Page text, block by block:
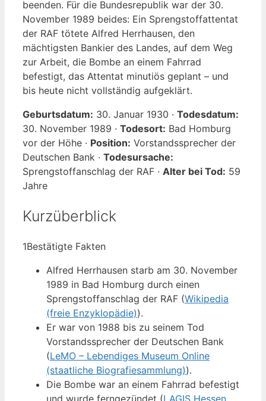
beenden. Für die Bundesrepublik war der 30.
November 1989 beides: Ein Sprengstoffattentat
der RAF tötete Alfred Herrhausen, den
mächtigsten Bankier des Landes, auf dem Weg
zur Arbeit, die Bombe an einem Fahrrad
befestigt, das Attentat minutiös geplant – und
bis heute nicht vollständig aufgeklärt.
Geburtsdatum: 30. Januar 1930 · Todesdatum:
30. November 1989 · Todesort: Bad Homburg
vor der Höhe · Position: Vorstandssprecher der
Deutschen Bank · Todesursache:
Sprengstoffanschlag der RAF · Alter bei Tod: 59
Jahre
Kurzüberblick
1Bestätigte Fakten
Alfred Herrhausen starb am 30. November
1989 in Bad Homburg durch einen
Sprengstoffanschlag der RAF (Wikipedia
(freie Enzyklopädie)).
Er war von 1988 bis zu seinem Tod
Vorstandssprecher der Deutschen Bank
(LeMO – Lebendiges Museum Online
(staatliche Biografiesammlung)).
Die Bombe war an einem Fahrrad befestigt